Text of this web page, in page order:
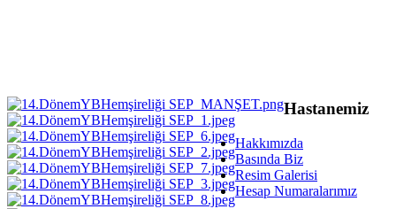
Hastanemiz
Hakkımızda
Basında Biz
Resim Galerisi
Hesap Numaralarımız